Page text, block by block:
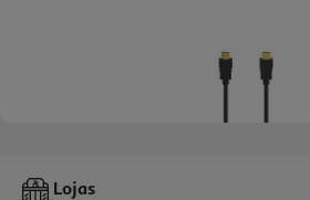
Cabo Hdmi Qilive G4217905 4k Ethernet 5m
Lojas